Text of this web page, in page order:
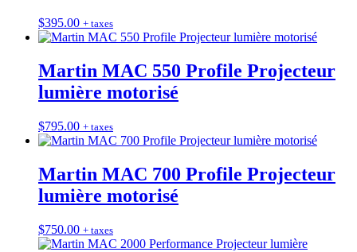
$395.00 + taxes
Martin MAC 550 Profile Projecteur
lumière motorisé
$795.00 + taxes
Martin MAC 700 Profile Projecteur
lumière motorisé
$750.00 + taxes